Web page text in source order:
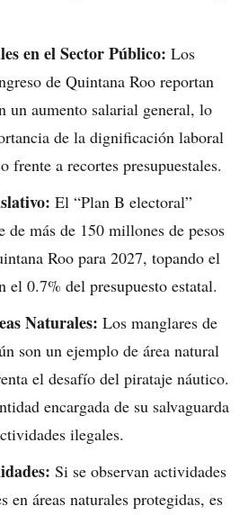
en el Sector Público: Los
de Quintana Roo reportan
un aumento salarial general, lo
de la dignificación laboral
frente a recortes presupuestales.
El “Plan B electoral”
de más de 150 millones de pesos
Roo para 2027, topando el
el 0.7% del presupuesto estatal.
Naturales: Los manglares de
son un ejemplo de área natural
el desafío del pirataje náutico.
encargada de su salvaguarda
ilegales.
Si se observan actividades
en áreas naturales protegidas, es